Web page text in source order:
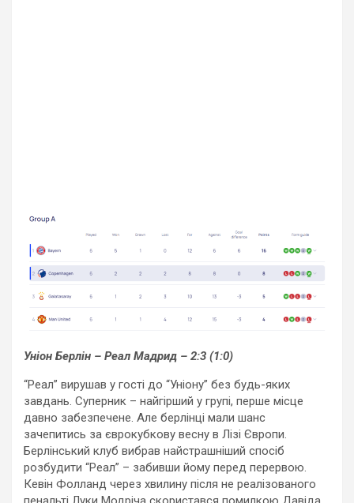
Уніон Берлін – Реал Мадрид – 2:3 (1:0)
“Реал” вирушав у гості до “Уніону” без будь-яких
завдань. Суперник – найгірший у групі, перше місце
давно забезпечене. Але берлінці мали шанс
зачепитись за єврокубкову весну в Лізі Європи.
Берлінський клуб вибрав найстрашніший спосіб
розбудити “Реал” – забивши йому перед перервою.
Кевін Фолланд через хвилину після не реалізованого